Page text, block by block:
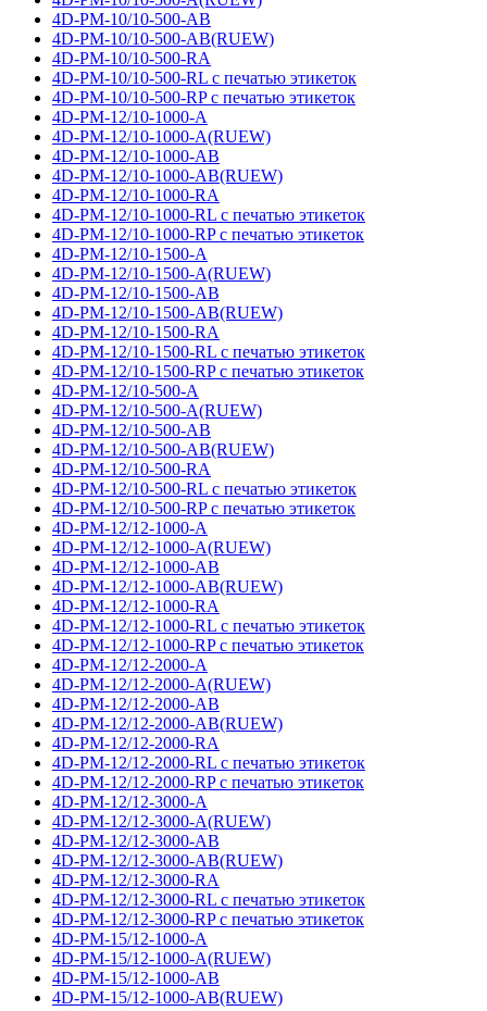
4D-PM-10/10-500-AB
4D-PM-10/10-500-AB(RUEW)
4D-PM-10/10-500-RA
4D-PM-10/10-500-RL с печатью этикеток
4D-PM-10/10-500-RP с печатью этикеток
4D-PM-12/10-1000-A
4D-PM-12/10-1000-A(RUEW)
4D-PM-12/10-1000-AB
4D-PM-12/10-1000-AB(RUEW)
4D-PM-12/10-1000-RA
4D-PM-12/10-1000-RL с печатью этикеток
4D-PM-12/10-1000-RP с печатью этикеток
4D-PM-12/10-1500-A
4D-PM-12/10-1500-A(RUEW)
4D-PM-12/10-1500-AB
4D-PM-12/10-1500-AB(RUEW)
4D-PM-12/10-1500-RA
4D-PM-12/10-1500-RL с печатью этикеток
4D-PM-12/10-1500-RP с печатью этикеток
4D-PM-12/10-500-A
4D-PM-12/10-500-A(RUEW)
4D-PM-12/10-500-AB
4D-PM-12/10-500-AB(RUEW)
4D-PM-12/10-500-RA
4D-PM-12/10-500-RL с печатью этикеток
4D-PM-12/10-500-RP с печатью этикеток
4D-PM-12/12-1000-A
4D-PM-12/12-1000-A(RUEW)
4D-PM-12/12-1000-AB
4D-PM-12/12-1000-AB(RUEW)
4D-PM-12/12-1000-RA
4D-PM-12/12-1000-RL с печатью этикеток
4D-PM-12/12-1000-RP с печатью этикеток
4D-PM-12/12-2000-A
4D-PM-12/12-2000-A(RUEW)
4D-PM-12/12-2000-AB
4D-PM-12/12-2000-AB(RUEW)
4D-PM-12/12-2000-RA
4D-PM-12/12-2000-RL с печатью этикеток
4D-PM-12/12-2000-RP с печатью этикеток
4D-PM-12/12-3000-A
4D-PM-12/12-3000-A(RUEW)
4D-PM-12/12-3000-AB
4D-PM-12/12-3000-AB(RUEW)
4D-PM-12/12-3000-RA
4D-PM-12/12-3000-RL с печатью этикеток
4D-PM-12/12-3000-RP с печатью этикеток
4D-PM-15/12-1000-A
4D-PM-15/12-1000-A(RUEW)
4D-PM-15/12-1000-AB
4D-PM-15/12-1000-AB(RUEW)